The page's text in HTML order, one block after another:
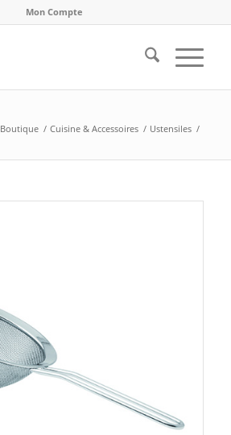
Mon Compte
Boutique / Cuisine & Accessoires / Ustensiles /